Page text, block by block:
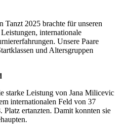
Tanzt 2025 brachte für unseren
internationale
Unsere Paare
und Altersgruppen
starke Leistung von Jana Milicevic
internationalen Feld von 37
Platz ertanzten. Damit konnten sie